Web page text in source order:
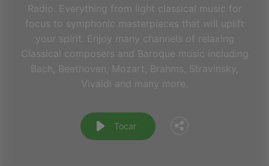
Radio. Everything from light classical music for
focus to symphonic masterpieces that will uplift
your spirit. Enjoy many channels of relaxing
Classical composers and Baroque music including
Bach, Beethoven, Mozart, Brahms, Stravinsky,
Vivaldi and many more.
Tocar
Facebook
Twitter